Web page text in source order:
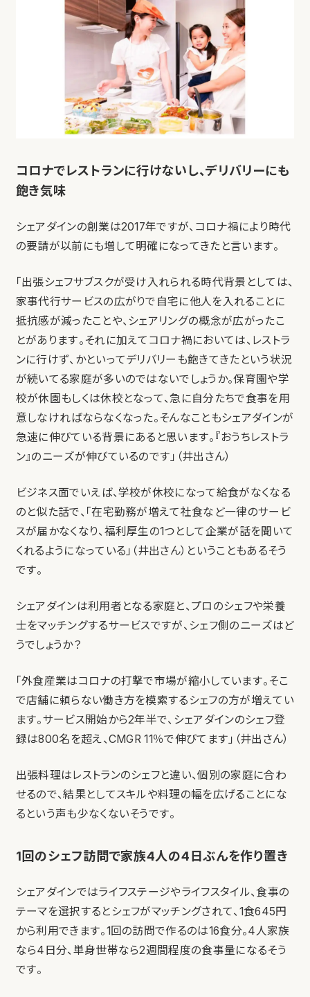
コロナでレストランに行けないし、デリバリーにも
飽き気味
シェアダインの創業は2017年ですが、コロナ禍により時代
の要請が以前にも増して明確になってきたと言います。
「出張シェフサブスクが受け入れられる時代背景としては、
家事代行サービスの広がりで自宅に他人を入れることに
抵抗感が減ったことや、シェアリングの概念が広がったこ
とがあります。それに加えてコロナ禍においては、レストラ
ンに行けず、かといってデリバリーも飽きてきたという状況
が続いてる家庭が多いのではないでしょうか。保育園や学
校が休園もしくは休校となって、急に自分たちで食事を用
意しなければならなくなった。そんなこともシェアダインが
急速に伸びている背景にあると思います。『おうちレストラ
ン』のニーズが伸びているのです」（井出さん）
ビジネス面でいえば、学校が休校になって給食がなくなる
のと似た話で、「在宅勤務が増えて社食など一律のサービ
スが届かなくなり、福利厚生の1つとして企業が話を聞いて
くれるようになっている」（井出さん）ということもあるそう
です。
シェアダインは利用者となる家庭と、プロのシェフや栄養
士をマッチングするサービスですが、シェフ側のニーズはど
うでしょうか？
「外食産業はコロナの打撃で市場が縮小しています。そこ
で店舗に頼らない働き方を模索するシェフの方が増えてい
ます。サービス開始から2年半で、シェアダインのシェフ登
録は800名を超え、CMGR 11％で伸びてます」（井出さん）
出張料理はレストランのシェフと違い、個別の家庭に合わ
せるので、結果としてスキルや料理の幅を広げることにな
るという声も少なくないそうです。
1回のシェフ訪問で家族4人の4日ぶんを作り置き
シェアダインではライフステージやライフスタイル、食事の
テーマを選択するとシェフがマッチングされて、1食645円
から利用できます。1回の訪問で作るのは16食分。4人家族
なら4日分、単身世帯なら2週間程度の食事量になるそう
です。